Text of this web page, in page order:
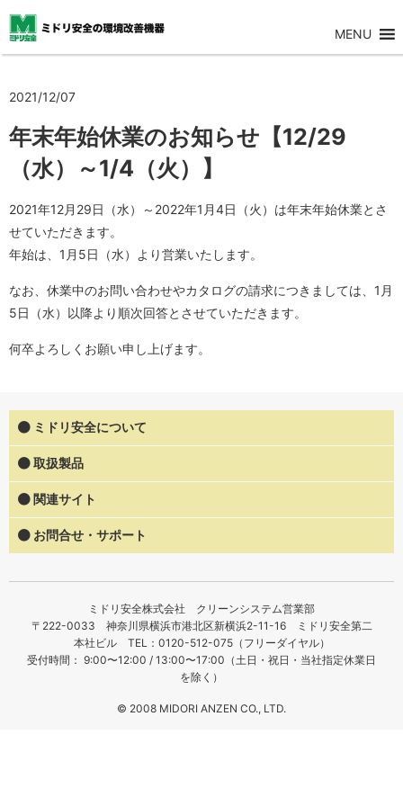
MENU
2021/12/07
年末年始休業のお知らせ【12/29
（水）～1/4（火）】
2021年12月29日（水）～2022年1月4日（火）は年末年始休業とさ
せていただきます。
年始は、1月5日（水）より営業いたします。
なお、休業中のお問い合わせやカタログの請求につきましては、1月
5日（水）以降より順次回答とさせていただきます。
何卒よろしくお願い申し上げます。
ミドリ安全について
取扱製品
関連サイト
お問合せ・サポート
ミドリ安全株式会社 クリーンシステム営業部
〒222-0033 神奈川県横浜市港北区新横浜2-11-16 ミドリ安全第二
本社ビル TEL：0120-512-075（フリーダイヤル）
受付時間： 9:00〜12:00 / 13:00〜17:00（土日・祝日・当社指定休業日
を除く）
© 2008 MIDORI ANZEN CO., LTD.